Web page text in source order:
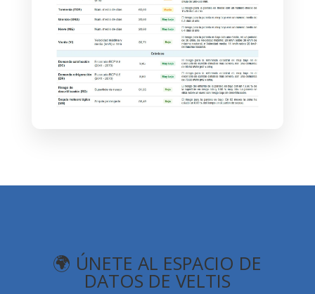
🌍 ÚNETE AL ESPACIO DE
DATOS DE VELTIS